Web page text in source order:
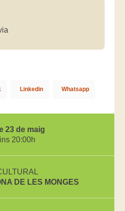
Linkedin Whatsapp
23 de maig
20:00h
DE LES MONGES